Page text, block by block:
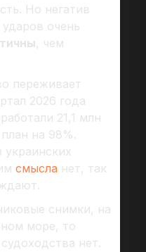
Но негатив
очень
, чем
переживает
2026 года
21,1 млн
на 98%.
украинских
смысла нет, так
снимки, на
море, то
нет.